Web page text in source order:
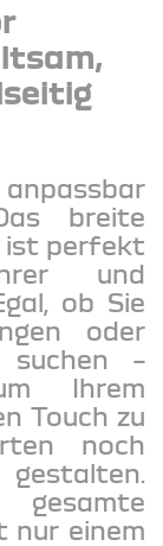
breite
ist perfekt
und
ob Sie
oder
suchen –
Ihrem
Touch zu
noch
nur einem